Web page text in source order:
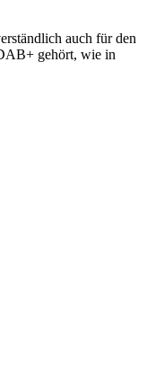
auch für den
gehört, wie in